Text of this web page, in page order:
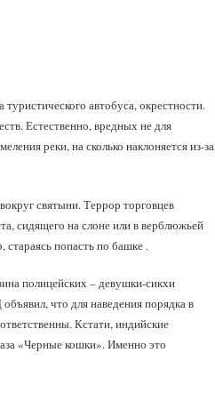
автобуса, окрестности.
Естественно, вредных не для
реки, на сколько наклоняется из-за
святыни. Террор торговцев
сидящего на слоне или в верблюжьей
попасть по башке .
полицейских – девушки-сикхи
что для наведения порядка в
Кстати, индийские
«Черные кошки». Именно это